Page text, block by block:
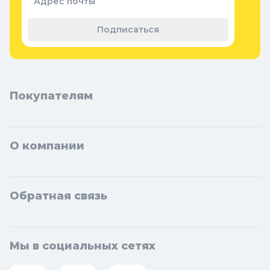
Теплицы, парники и укрывной
Подписаться
Покупателям
О компании
Обратная связь
Мы в социальных сетях